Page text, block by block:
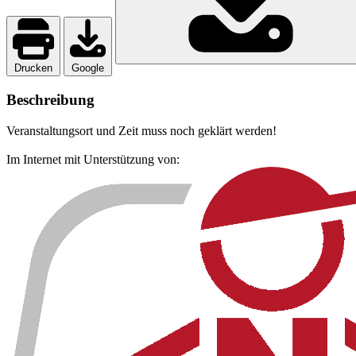
Drucken Google
Beschreibung
Veranstaltungsort und Zeit muss noch geklärt werden!
Im Internet mit Unterstützung von: